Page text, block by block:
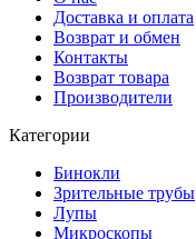
Доставка и оплата
Возврат и обмен
Контакты
Возврат товара
Производители
Категории
Бинокли
Зрительные трубы
Лупы
Микроскопы